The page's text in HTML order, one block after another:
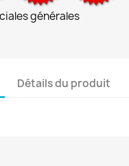
générales
Détails du produit